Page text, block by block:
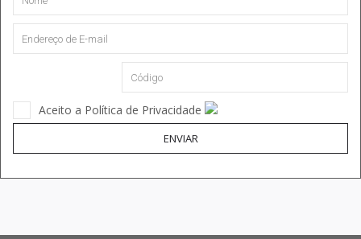
Aceito a Política de Privacidade
ENVIAR